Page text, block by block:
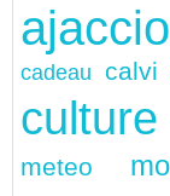
ajaccio
cadeau calvi
culture
meteo